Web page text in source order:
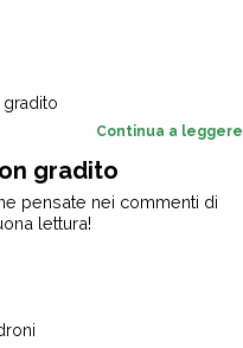
Continua a leggere
gradito
pensate nei commenti di
lettura!